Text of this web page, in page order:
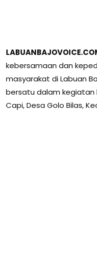
kebersamaan dan
masyarakat di Labuan
bersatu dalam kegiatan
Capi, Desa Golo Bilas,